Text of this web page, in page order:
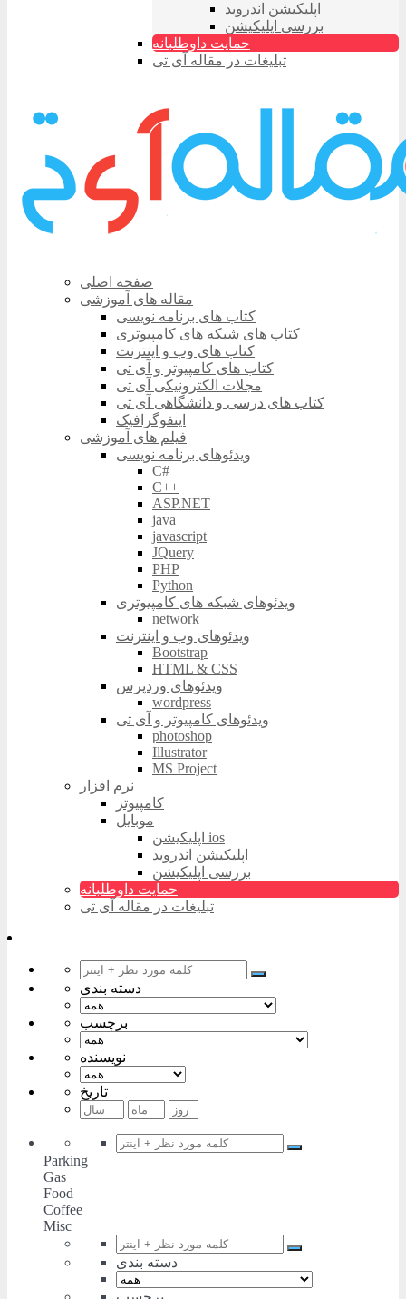
اپلیکیشن اندروید
بررسی اپلیکیشن
حمایت داوطلبانه
تبلیغات در مقاله آی تی
صفحه اصلی
مقاله های آموزشی
کتاب های برنامه نویسی
کتاب های شبکه های کامپیوتری
کتاب های وب و اینترنت
کتاب های کامپیوتر و آی تی
مجلات الکترونیکی آی تی
کتاب های درسی و دانشگاهی آی تی
اینفوگرافیک
فیلم های آموزشی
ویدئوهای برنامه نویسی
C#
C++
ASP.NET
java
javascript
JQuery
PHP
Python
ویدئوهای شبکه های کامپیوتری
network
ویدئوهای وب و اینترنت
Bootstrap
HTML & CSS
ویدئوهای وردپرس
wordpress
ویدئوهای کامپیوتر و آی تی
photoshop
Illustrator
MS Project
نرم افزار
کامپیوتر
موبایل
اپلیکیشن ios
اپلیکیشن اندروید
بررسی اپلیکیشن
حمایت داوطلبانه
تبلیغات در مقاله آی تی
دسته بندی
برچسب
نویسنده
تاریخ
Parking
Gas
Food
Coffee
Misc
دسته بندی